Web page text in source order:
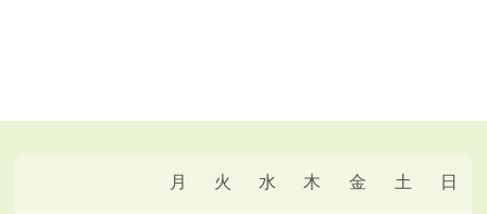
月 火 水 木 金 土 日